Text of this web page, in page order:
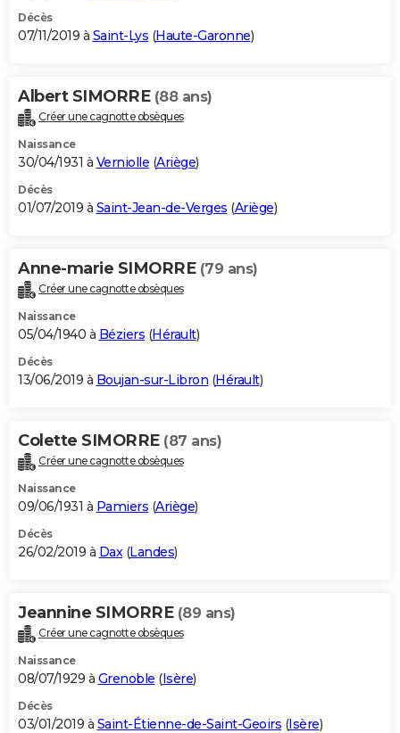
Décès
07/11/2019 à Saint-Lys (Haute-Garonne)
Albert SIMORRE (88 ans)
Créer une cagnotte obsèques
Naissance
30/04/1931 à Verniolle (Ariège)
Décès
01/07/2019 à Saint-Jean-de-Verges (Ariège)
Anne-marie SIMORRE (79 ans)
Créer une cagnotte obsèques
Naissance
05/04/1940 à Béziers (Hérault)
Décès
13/06/2019 à Boujan-sur-Libron (Hérault)
Colette SIMORRE (87 ans)
Créer une cagnotte obsèques
Naissance
09/06/1931 à Pamiers (Ariège)
Décès
26/02/2019 à Dax(Landes)
Jeannine SIMORRE (89 ans)
Créer une cagnotte obsèques
Naissance
08/07/1929 à Grenoble (Isère)
Décès
03/01/2019 à Saint-Étienne-de-Saint-Geoirs (Isère)